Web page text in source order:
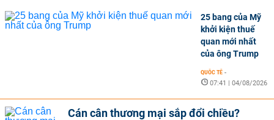
25 bang của Mỹ
khởi kiện thuế
quan mới nhất
của ông Trump
QUỐC TẾ -
07:41 | 04/08/2026
Cán cân thương mại sắp đổi chiều?